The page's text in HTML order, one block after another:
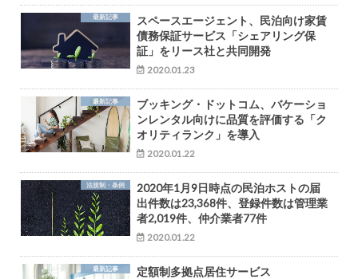
最新記事
スペースエージェント、民泊向け家賃
債務保証サービス「シェアリング保
証」をリース社と共同開発
2020.01.23
最新記事
ブッキング・ドットコム、バケーショ
ンレンタル向けに品質を評価する「ク
オリティランク」を導入
2020.01.22
法規制・条例
2020年1月9日時点の民泊ホストの届
出件数は23,368件、登録件数は管理業
者2,019件、仲介業者77件
2020.01.22
最新記事
定額制多拠点居住サービス